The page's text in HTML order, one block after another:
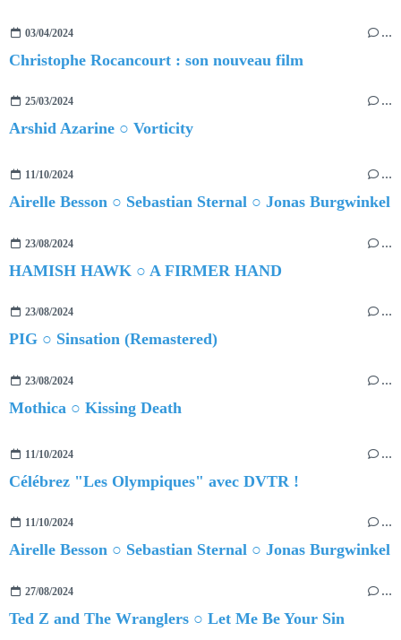
03/04/2024 …
Christophe Rocancourt : son nouveau film
25/03/2024 …
Arshid Azarine ○ Vorticity
11/10/2024 …
Airelle Besson ○ Sebastian Sternal ○ Jonas Burgwinkel
23/08/2024 …
HAMISH HAWK ○ A FIRMER HAND
23/08/2024 …
PIG ○ Sinsation (Remastered)
23/08/2024 …
Mothica ○ Kissing Death
11/10/2024 …
Célébrez "Les Olympiques" avec DVTR !
11/10/2024 …
Airelle Besson ○ Sebastian Sternal ○ Jonas Burgwinkel
27/08/2024 …
Ted Z and The Wranglers ○ Let Me Be Your Sin